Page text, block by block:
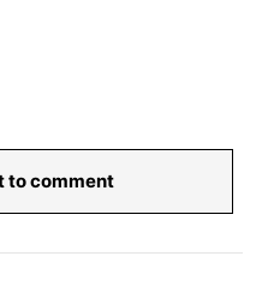
to comment